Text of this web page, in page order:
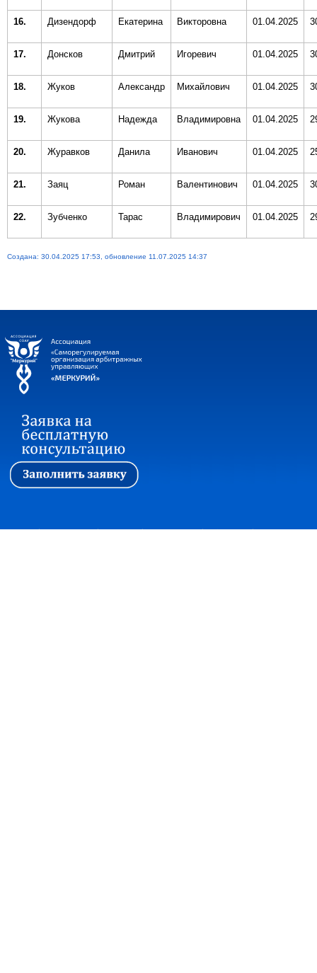
16. Дизендорф Екатерина Викторовна 01.04.2025
17. Донсков Дмитрий Игоревич 01.04.2025
18. Жуков Александр Михайлович 01.04.2025
19. Жукова Надежда Владимировна 01.04.2025
20. Журавков Данила Иванович 01.04.2025
21. Заяц Роман Валентинович 01.04.2025
22. Зубченко Тарас Владимирович 01.04.2025
Создана: 30.04.2025 17:53, обновление 11.07.2025 14:37
Первая | Ассоциация | Новости | Стажировка | Обучение |